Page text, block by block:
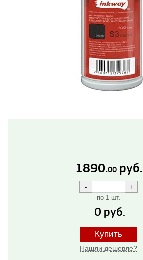
1890.00 руб.
по 1 шт.
0 руб.
Купить
Нашли дешевле?